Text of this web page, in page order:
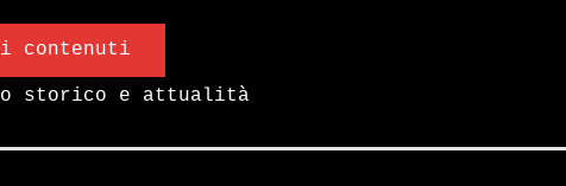
contenuti
storico e attualità